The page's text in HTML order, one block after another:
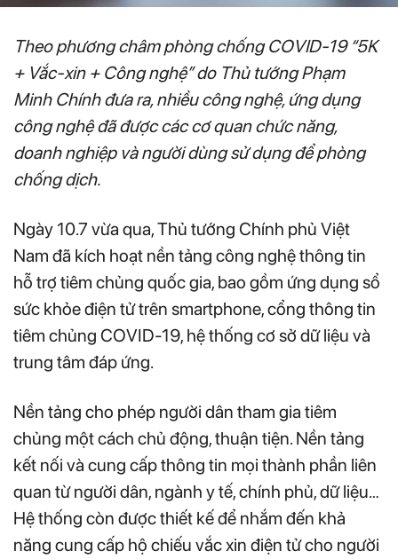
Theo phương châm phòng chống COVID-19 “5K
+ Vắc-xin + Công nghệ” do Thủ tướng Phạm
Minh Chính đưa ra, nhiều công nghệ, ứng dụng
công nghệ đã được các cơ quan chức năng,
doanh nghiệp và người dùng sử dụng để phòng
chống dịch.
Ngày 10.7 vừa qua, Thủ tướng Chính phủ Việt
Nam đã kích hoạt nền tảng công nghệ thông tin
hỗ trợ tiêm chủng quốc gia, bao gồm ứng dụng sổ
sức khỏe điện tử trên smartphone, cổng thông tin
tiêm chủng COVID-19, hệ thống cơ sở dữ liệu và
trung tâm đáp ứng.
Nền tảng cho phép người dân tham gia tiêm
chủng một cách chủ động, thuận tiện. Nền tảng
kết nối và cung cấp thông tin mọi thành phần liên
quan từ người dân, ngành y tế, chính phủ, dữ liệu…
Hệ thống còn được thiết kế để nhắm đến khả
năng cung cấp hộ chiếu vắc xin điện tử cho người